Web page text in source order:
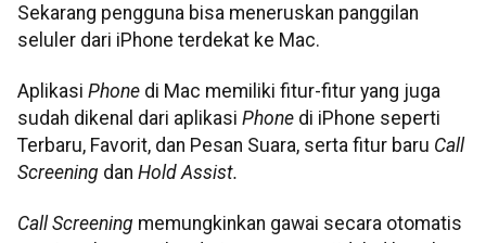
Sekarang pengguna bisa meneruskan panggilan
seluler dari iPhone terdekat ke Mac.
Aplikasi Phone di Mac memiliki fitur-fitur yang juga
sudah dikenal dari aplikasi Phone di iPhone seperti
Terbaru, Favorit, dan Pesan Suara, serta fitur baru Call
Screening dan Hold Assist.
Call Screening memungkinkan gawai secara otomatis